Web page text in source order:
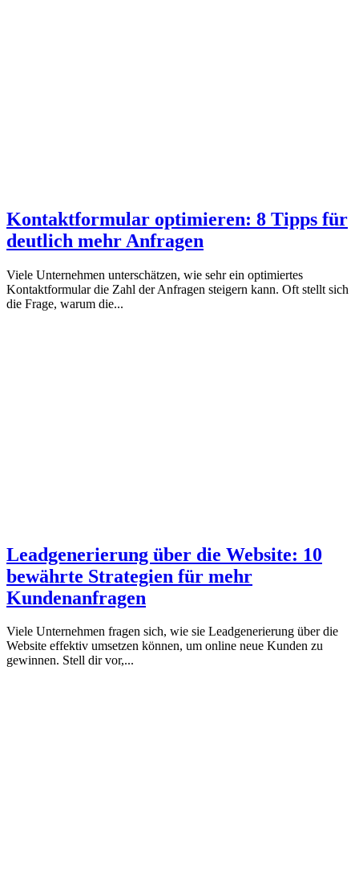
Kontaktformular optimieren: 8 Tipps für
deutlich mehr Anfragen
Viele Unternehmen unterschätzen, wie sehr ein optimiertes
Kontaktformular die Zahl der Anfragen steigern kann. Oft stellt sich
die Frage, warum die...
Leadgenerierung über die Website: 10
bewährte Strategien für mehr
Kundenanfragen
Viele Unternehmen fragen sich, wie sie Leadgenerierung über die
Website effektiv umsetzen können, um online neue Kunden zu
gewinnen. Stell dir vor,...